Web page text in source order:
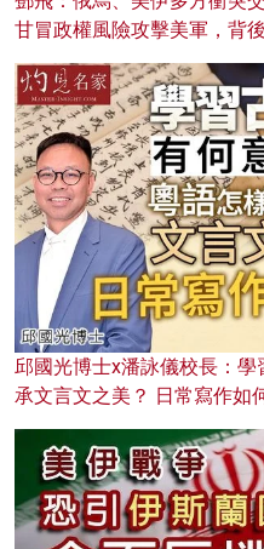
甘冒政權風險攻擊美軍，背
邱國光博士x潘詠儀校長：
承文言文之美？ 日常寫作如